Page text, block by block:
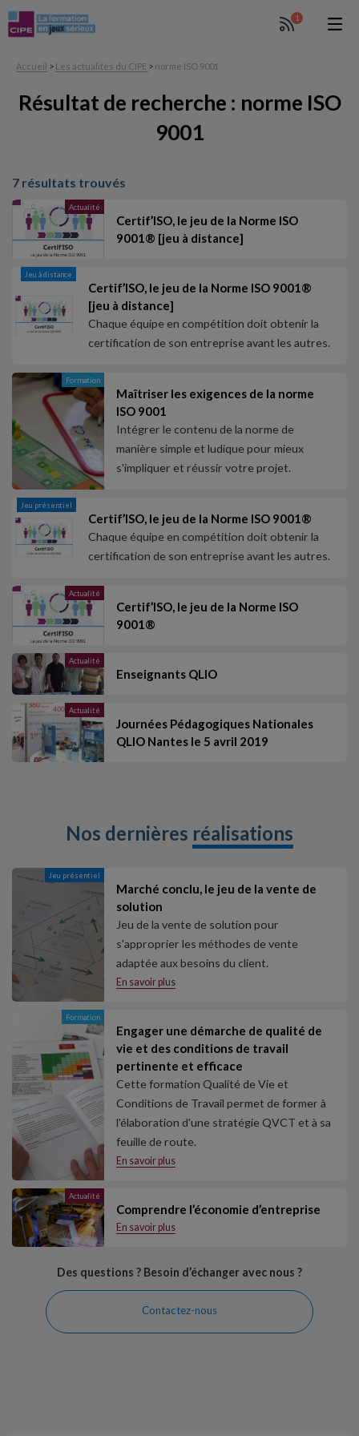
1
Accueil > Les actualités du CIPE > norme ISO 9001
Résultat de recherche : norme ISO
9001
7 résultats trouvés
Actualité
Certif’ISO, le jeu de la Norme ISO
9001® [jeu à distance]
Jeu à distance
Certif’ISO, le jeu de la Norme ISO 9001®
[jeu à distance]
Chaque équipe en compétition doit obtenir la
certification de son entreprise avant les autres.
Formation
Maîtriser les exigences de la norme
ISO 9001
Intégrer le contenu de la norme de
manière simple et ludique pour mieux
s'impliquer et réussir votre projet.
Jeu présentiel
Certif’ISO, le jeu de la Norme ISO 9001®
Chaque équipe en compétition doit obtenir la
certification de son entreprise avant les autres.
Actualité
Certif’ISO, le jeu de la Norme ISO
9001®
Actualité
Enseignants QLIO
Actualité
Journées Pédagogiques Nationales
QLIO Nantes le 5 avril 2019
Nos dernières réalisations
Jeu présentiel
Marché conclu, le jeu de la vente de
solution
Jeu de la vente de solution pour
s'approprier les méthodes de vente
adaptée aux besoins du client.
En savoir plus
Formation
Engager une démarche de qualité de
vie et des conditions de travail
pertinente et efficace
Cette formation Qualité de Vie et
Conditions de Travail permet de former à
l'élaboration d'une stratégie QVCT et à sa
feuille de route.
En savoir plus
Actualité
Comprendre l’économie d’entreprise
En savoir plus
Des questions ? Besoin d’échanger avec nous ?
Contactez-nous